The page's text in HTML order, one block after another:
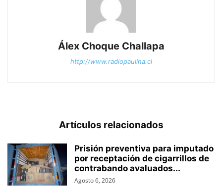
Álex Choque Challapa
http://www.radiopaulina.cl
Artículos relacionados
Prisión preventiva para imputado
por receptación de cigarrillos de
contrabando avaluados...
Agosto 6, 2026